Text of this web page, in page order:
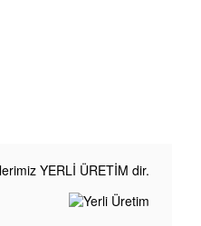
YERLİ ÜRETİM dir.